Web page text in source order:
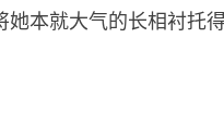
她本就大气的长相衬托